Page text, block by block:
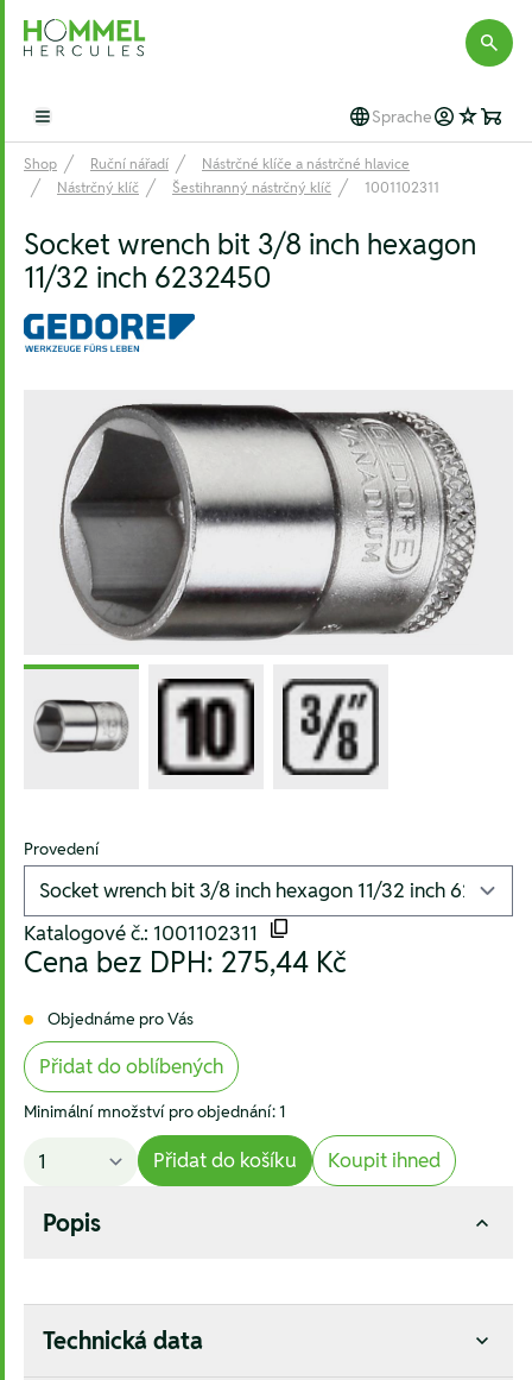
Hommel Hercules
Open main menu Sprache
Shop Ruční nářadí
Nástrčné klíče a nástrčné hlavice
Nástrčný klíč
Šestihranný nástrčný klíč 1001102311
Socket wrench bit 3/8 inch hexagon
11/32 inch 6232450
Provedení
Katalogové č.: 1001102311
Cena bez DPH: 275,44 Kč
Objednáme pro Vás
Přidat do oblíbených
Minimální množství pro objednání: 1
Přidat do košíku Koupit ihned
Popis
Technická data